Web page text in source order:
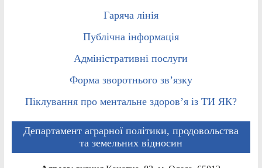
Гаряча лінія
Публічна інформація
Адміністративні послуги
Форма зворотнього зв’язку
Піклування про ментальне здоров’я із ТИ ЯК?
Департамент аграрної політики, продовольства
та земельних відносин